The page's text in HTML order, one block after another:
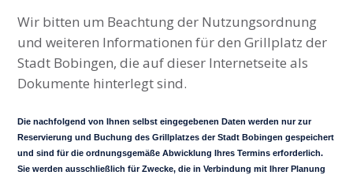
Wir bitten um Beachtung der Nutzungsordnung
und weiteren Informationen für den Grillplatz der
Stadt Bobingen, die auf dieser Internetseite als
Dokumente hinterlegt sind.
Die nachfolgend von Ihnen selbst eingegebenen Daten werden nur zur
Reservierung und Buchung des Grillplatzes der Stadt Bobingen gespeichert
und sind für die ordnungsgemäße Abwicklung Ihres Termins erforderlich.
Sie werden ausschließlich für Zwecke, die in Verbindung mit Ihrer Planung